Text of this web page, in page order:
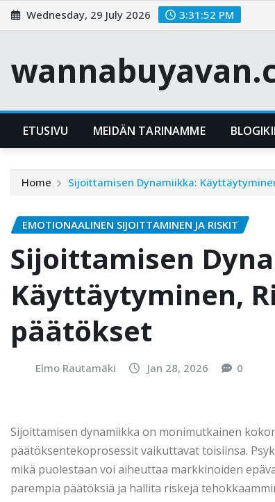
Skip
to
Wednesday, 29 July 2026 3:31:53 PM
ETUSIVU MEIDÄN TARINAMME
Home Sijoittamisen Dynamiikka:
EMOTIONAALINEN SIJOITTAMINEN JA RISKIT
Sijoittamisen
Käyttäytyminen,
päätökset
Elmo Rautamäki Jan 28, 2026 0
Sijoittamisen dynamiikka on monimutkainen
päätöksentekoprosessit vaikuttavat toisiinsa.
mikä puolestaan voi aiheuttaa markkinoiden
parempia päätöksiä ja hallita riskejä